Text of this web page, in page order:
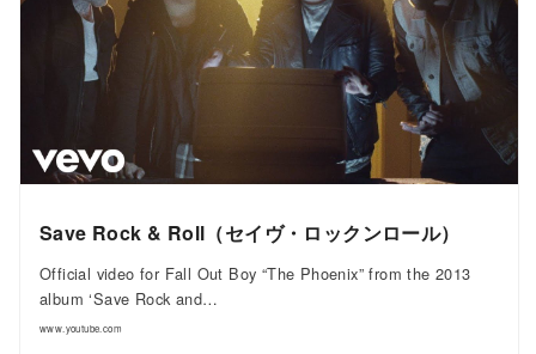
Save Rock & Roll（セイヴ・ロックンロール）
Official video for Fall Out Boy “The Phoenix” from the 2013
album ‘Save Rock and…
www.youtube.com